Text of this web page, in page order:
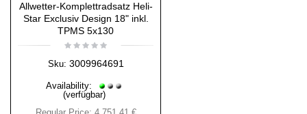
Allwetter-Komplettradsatz Heli-
Star Exclusiv Design 18" inkl.
TPMS 5x130
Sku: 3009964691
Availability:
(verfügbar)